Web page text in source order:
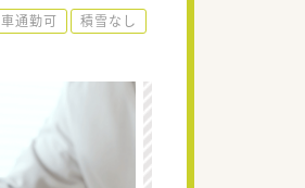
車通勤可
積雪なし